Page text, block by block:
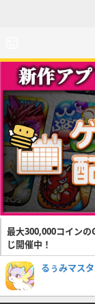
最大300,000コイン
じ開催中！
るぅみマス